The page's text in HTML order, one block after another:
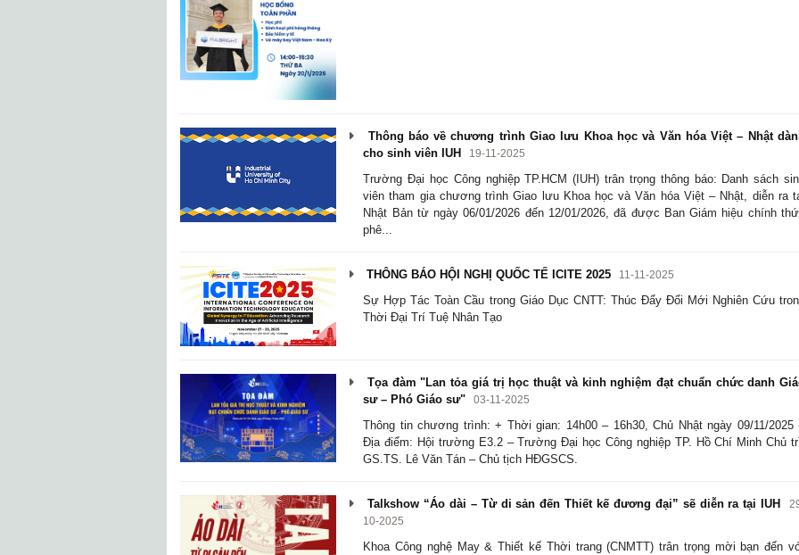
Thông báo về chương trình Giao lưu Khoa học và Văn hóa Việt – Nhật
cho sinh viên IUH
19-11-2025
Trường Đại học Công nghiệp TP.HCM (IUH) trân trọng thông báo: Danh sách
viên tham gia chương trình Giao lưu Khoa học và Văn hóa Việt – Nhật, diễn ra
Nhật Bản từ ngày 06/01/2026 đến 12/01/2026, đã được Ban Giám hiệu chính
phê...
THÔNG BÁO HỘI NGHỊ QUỐC TẾ ICITE 2025 11-11-2025
Sự Hợp Tác Toàn Cầu trong Giáo Dục CNTT: Thúc Đẩy Đổi Mới Nghiên Cứu
Thời Đại Trí Tuệ Nhân Tạo
Tọa đàm "Lan tỏa giá trị học thuật và kinh nghiệm đạt chuẩn chức danh
sư – Phó Giáo sư"
03-11-2025
Thông tin chương trình: + Thời gian: 14h00 – 16h30, Chủ Nhật ngày 09/11/2025
Địa điểm: Hội trường E3.2 – Trường Đại học Công nghiệp TP. Hồ Chí Minh Chủ
GS.TS. Lê Văn Tán – Chủ tịch HĐGSCS.
Talkshow “Áo dài – Từ di sản đến Thiết kế đương đại” sẽ diễn ra tại IUH
10-2025
Khoa Công nghệ May & Thiết kế Thời trang (CNMTT) trân trọng mời bạn đến